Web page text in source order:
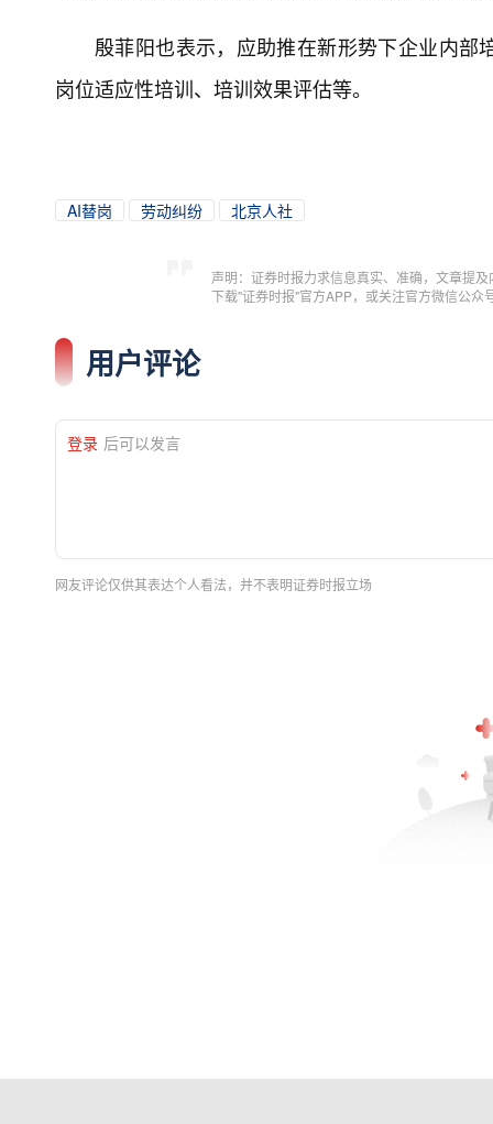
殷菲阳也表示，应助推在新形势下企业内
岗位适应性培训、培训效果评估等。
AI替岗 劳动纠纷 北京人社
声明：证券时报力求信息真实、准确，文章提
下载"证券时报"官方APP，或关注官方微信公
用户评论
登录 后可以发言
网友评论仅供其表达个人看法，并不表明证券时报立场